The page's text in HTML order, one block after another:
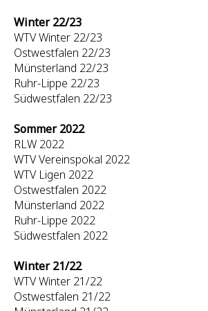
Winter 22/23
WTV Winter 22/23
Ostwestfalen 22/23
Münsterland 22/23
Ruhr-Lippe 22/23
Südwestfalen 22/23
Sommer 2022
RLW 2022
WTV Vereinspokal 2022
WTV Ligen 2022
Ostwestfalen 2022
Münsterland 2022
Ruhr-Lippe 2022
Südwestfalen 2022
Winter 21/22
WTV Winter 21/22
Ostwestfalen 21/22